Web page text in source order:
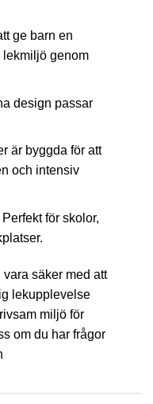
ge barn en
lekmiljö genom
design passar
är byggda för att
och intensiv
Perfekt för skolor,
säker med att
lekupplevelse
miljö för
om du har frågor